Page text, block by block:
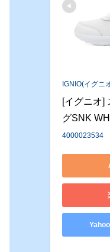
IGNIO(イグニ
[イグニオ]
グSNK
4000023534